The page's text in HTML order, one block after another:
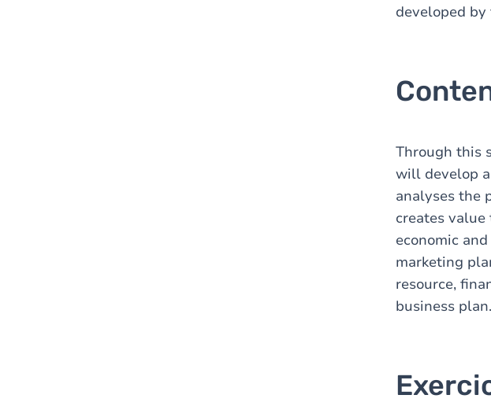
developed
Through this
will develop
analyses the
creates
economic
marketing
resource,
business plan.